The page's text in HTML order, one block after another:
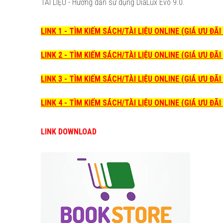
TÀI LIỆU - Hướng dẫn sử dụng DiaLux Evo 9.0.
LINK 1 - TÌM KIẾM SÁCH/TÀI LIỆU ONLINE (GIÁ ƯU
LINK 2 - TÌM KIẾM SÁCH/TÀI LIỆU ONLINE (GIÁ ƯU
LINK 3 - TÌM KIẾM SÁCH/TÀI LIỆU ONLINE (GIÁ ƯU
LINK 4 - TÌM KIẾM SÁCH/TÀI LIỆU ONLINE (GIÁ ƯU
LINK DOWNLOAD